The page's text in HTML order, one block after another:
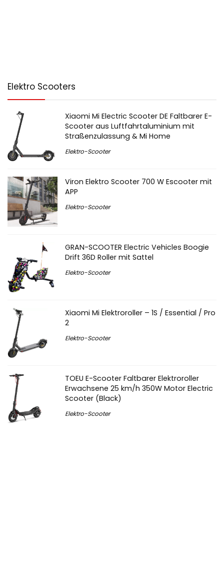
Elektro Scooters
Xiaomi Mi Electric Scooter DE Faltbarer E-
Scooter aus Luftfahrtaluminium mit
Straßenzulassung & Mi Home
Elektro-Scooter
Viron Elektro Scooter 700 W Escooter mit
APP
Elektro-Scooter
GRAN-SCOOTER Electric Vehicles Boogie
Drift 36D Roller mit Sattel
Elektro-Scooter
Xiaomi Mi Elektroroller – 1S / Essential / Pro
2
Elektro-Scooter
TOEU E-Scooter Faltbarer Elektroroller
Erwachsene 25 km/h 350W Motor Electric
Scooter (Black)
Elektro-Scooter